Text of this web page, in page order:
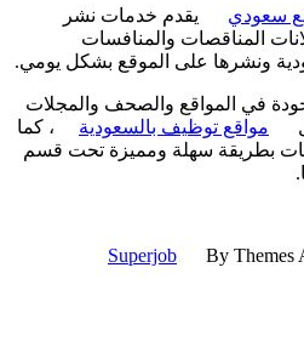
يقدم خدمات نشر
والمنافسات
على الموقع بشكل يومي.
المواقع والصحف والمجلات
مواقع توظيف بالسعودية
، كما
سهلة ومميزة تحت قسم
Superjob
By